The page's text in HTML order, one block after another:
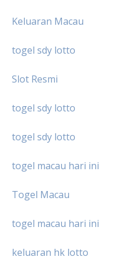
Keluaran Macau
togel sdy lotto
Slot Resmi
togel sdy lotto
togel sdy lotto
togel macau hari ini
Togel Macau
togel macau hari ini
keluaran hk lotto